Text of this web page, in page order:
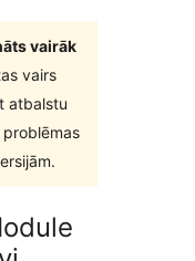
vairāk
vairs
atbalstu